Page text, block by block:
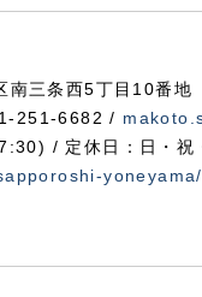
三条西5丁目10番地
251-6682 /
/ 定休日：日・祝